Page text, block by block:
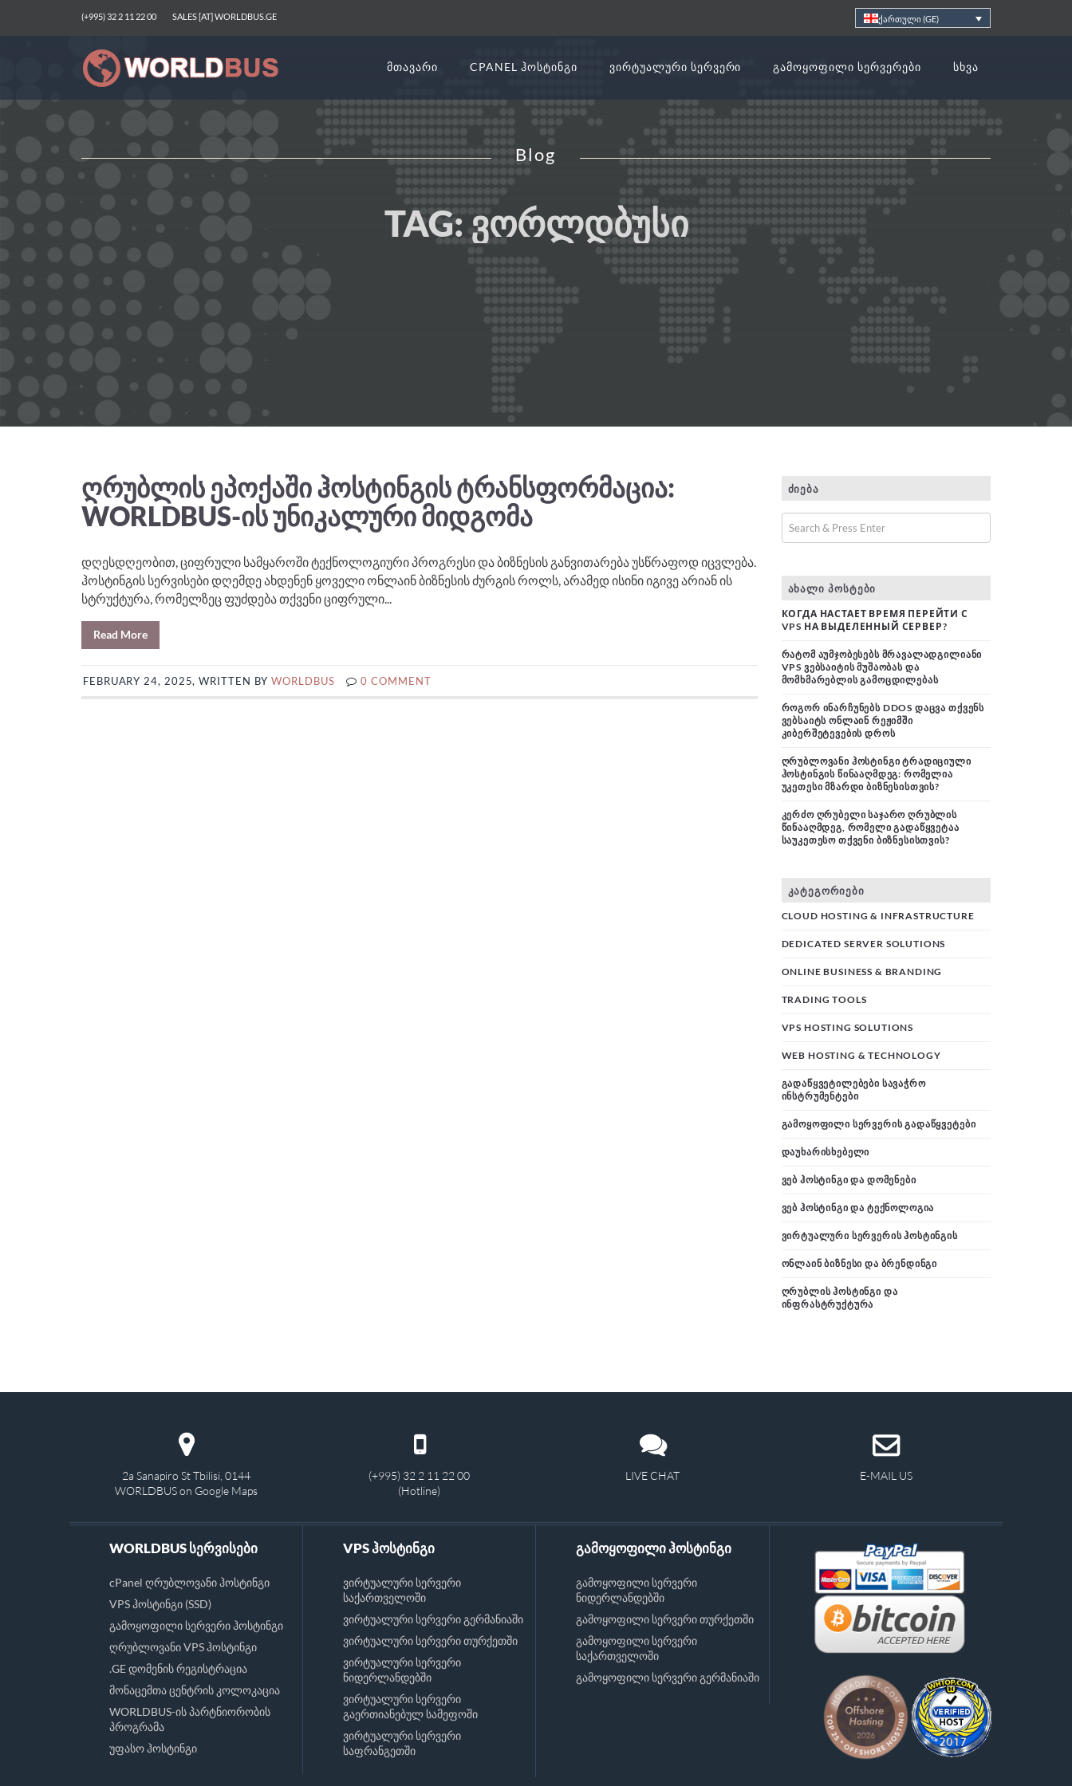
(+995) 32 2 11 22 00 SALES [AT] WORLDBUS.GE ქართული (GE)
ᲛᲗᲐᲕᲐᲠᲘ CPANEL ᲰᲝᲡᲢᲘᲜᲒᲘ ᲕᲘᲠᲢᲣᲐᲚᲣᲠᲘ ᲡᲔᲠᲕᲔᲠᲘ ᲒᲐᲛᲝᲧᲝᲤᲘᲚᲘ ᲡᲔᲠᲕᲔᲠᲔᲑᲘ ᲡᲮᲕᲐ
Blog
TAG: ᲕᲝᲠᲚᲓᲑᲣᲡᲘ
ᲦᲠᲣᲑᲚᲘᲡ ᲔᲞᲝᲥᲐᲨᲘ ᲰᲝᲡᲢᲘᲜᲒᲘᲡ ᲢᲠᲐᲜᲡᲤᲝᲠᲛᲐᲪᲘᲐ:
WORLDBUS-ᲘᲡ ᲣᲜᲘᲙᲐᲚᲣᲠᲘ ᲛᲘᲓᲒᲝᲛᲐ
დღესდღეობით, ციფრული სამყაროში ტექნოლოგიური პროგრესი და ბიზნესის განვითარება უსწრაფოდ იცვლება.
ჰოსტინგის სერვისები დღემდე ახდენენ ყოველი ონლაინ ბიზნესის ძურგის როლს, არამედ ისინი იგივე არიან ის
სტრუქტურა, რომელზეც ფუძდება თქვენი ციფრული...
Read More
FEBRUARY 24, 2025, WRITTEN BYWORLDBUS 0 COMMENT
ᲫᲘᲔᲑᲐ
ᲐᲮᲐᲚᲘ ᲞᲝᲡᲢᲔᲑᲘ
КОГДА НАСТАЕТ ВРЕМЯ ПЕРЕЙТИ С
VPS НА ВЫДЕЛЕННЫЙ СЕРВЕР?
ᲠᲐᲢᲝᲛ ᲐᲣᲛᲯᲝᲑᲔᲡᲔᲑᲡ ᲛᲠᲐᲕᲐᲚᲐᲓᲒᲘᲚᲘᲐᲜᲘ
VPS ᲕᲔᲑᲡᲐᲘᲢᲘᲡ ᲛᲣᲨᲐᲝᲑᲐᲡ ᲓᲐ
ᲛᲝᲛᲮᲛᲐᲠᲔᲑᲚᲘᲡ ᲒᲐᲛᲝᲪᲓᲘᲚᲔᲑᲐᲡ
ᲠᲝᲒᲝᲠ ᲘᲜᲐᲠᲩᲣᲜᲔᲑᲡ DDOS ᲓᲐᲪᲕᲐ ᲗᲥᲕᲔᲜᲡ
ᲕᲔᲑᲡᲐᲘᲢᲡ ᲝᲜᲚᲐᲘᲜ ᲠᲔᲟᲘᲛᲨᲘ
ᲙᲘᲑᲔᲠᲨᲔᲢᲔᲕᲔᲑᲘᲡ ᲓᲠᲝᲡ
ᲦᲠᲣᲑᲚᲝᲕᲐᲜᲘ ᲰᲝᲡᲢᲘᲜᲒᲘ ᲢᲠᲐᲓᲘᲪᲘᲣᲚᲘ
ᲰᲝᲡᲢᲘᲜᲒᲘᲡ ᲬᲘᲜᲐᲐᲦᲛᲓᲔᲒ: ᲠᲝᲛᲔᲚᲘᲐ
ᲣᲙᲔᲗᲔᲡᲘ ᲛᲖᲐᲠᲓᲘ ᲑᲘᲖᲜᲔᲡᲘᲡᲗᲕᲘᲡ?
ᲙᲔᲠᲫᲝ ᲦᲠᲣᲑᲔᲚᲘ ᲡᲐᲯᲐᲠᲝ ᲦᲠᲣᲑᲚᲘᲡ
ᲬᲘᲜᲐᲐᲦᲛᲓᲔᲒ, ᲠᲝᲛᲔᲚᲘ ᲒᲐᲓᲐᲬᲧᲕᲔᲢᲐᲐ
ᲡᲐᲣᲙᲔᲗᲔᲡᲝ ᲗᲥᲕᲔᲜᲘ ᲑᲘᲖᲜᲔᲡᲘᲡᲗᲕᲘᲡ?
ᲙᲐᲢᲔᲒᲝᲠᲘᲔᲑᲘ
CLOUD HOSTING & INFRASTRUCTURE
DEDICATED SERVER SOLUTIONS
ONLINE BUSINESS & BRANDING
TRADING TOOLS
VPS HOSTING SOLUTIONS
WEB HOSTING & TECHNOLOGY
ᲒᲐᲓᲐᲬᲧᲕᲔᲢᲘᲚᲔᲑᲔᲑᲘ ᲡᲐᲕᲐᲭᲠᲝ
ᲘᲜᲡᲢᲠᲣᲛᲔᲜᲢᲔᲑᲘ
ᲒᲐᲛᲝᲧᲝᲤᲘᲚᲘ ᲡᲔᲠᲕᲔᲠᲘᲡ ᲒᲐᲓᲐᲬᲧᲕᲔᲢᲔᲑᲘ
ᲓᲐᲣᲮᲐᲠᲘᲡᲮᲔᲑᲔᲚᲘ
ᲕᲔᲑ ᲰᲝᲡᲢᲘᲜᲒᲘ ᲓᲐ ᲓᲝᲛᲔᲜᲔᲑᲘ
ᲕᲔᲑ ᲰᲝᲡᲢᲘᲜᲒᲘ ᲓᲐ ᲢᲔᲥᲜᲝᲚᲝᲒᲘᲐ
ᲕᲘᲠᲢᲣᲐᲚᲣᲠᲘ ᲡᲔᲠᲕᲔᲠᲘᲡ ᲰᲝᲡᲢᲘᲜᲒᲘᲡ
ᲝᲜᲚᲐᲘᲜ ᲑᲘᲖᲜᲔᲡᲘ ᲓᲐ ᲑᲠᲔᲜᲓᲘᲜᲒᲘ
ᲦᲠᲣᲑᲚᲘᲡ ᲰᲝᲡᲢᲘᲜᲒᲘ ᲓᲐ
ᲘᲜᲤᲠᲐᲡᲢᲠᲣᲥᲢᲣᲠᲐ
2a Sanapiro St Tbilisi, 0144
WORLDBUS on Google Maps
(+995) 32 2 11 22 00
(Hotline)
LIVE CHAT E-MAIL US
WORLDBUS სერვისები
cPanel ღრუბლოვანი ჰოსტინგი
VPS ჰოსტინგი (SSD)
გამოყოფილი სერვერი ჰოსტინგი
ღრუბლოვანი VPS ჰოსტინგი
.GE დომენის რეგისტრაცია
მონაცემთა ცენტრის კოლოკაცია
WORLDBUS-ის პარტნიორობის
პროგრამა
უფასო ჰოსტინგი
VPS ჰოსტინგი
ვირტუალური სერვერი
საქართველოში
ვირტუალური სერვერი გერმანიაში
ვირტუალური სერვერი თურქეთში
ვირტუალური სერვერი
ნიდერლანდებში
ვირტუალური სერვერი
გაერთიანებულ სამეფოში
ვირტუალური სერვერი
საფრანგეთში
გამოყოფილი ჰოსტინგი
გამოყოფილი სერვერი
ნიდერლანდებში
გამოყოფილი სერვერი თურქეთში
გამოყოფილი სერვერი
საქართველოში
გამოყოფილი სერვერი გერმანიაში